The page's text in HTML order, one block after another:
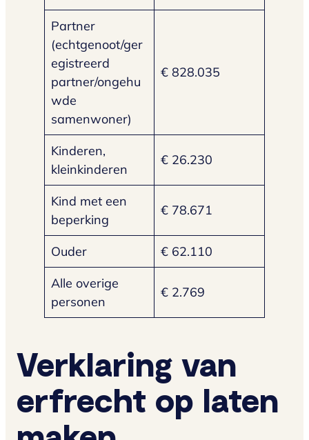
Partner
(echtgenoot/ger
egistreerd
partner/ongehu
wde
samenwoner)
€ 828.035
Kinderen,
kleinkinderen
€ 26.230
Kind met een
beperking
€ 78.671
Ouder
€ 62.110
Alle overige
personen
€ 2.769
Verklaring van
erfrecht op laten